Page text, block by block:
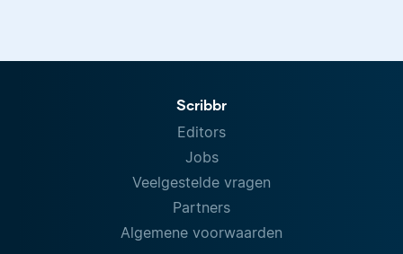
Scribbr
Editors
Jobs
Veelgestelde vragen
Partners
Algemene voorwaarden